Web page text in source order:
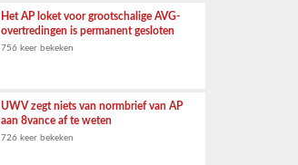
Het AP loket voor grootschalige AVG-
overtredingen is permanent gesloten
756 keer bekeken
UWV zegt niets van normbrief van AP
aan 8vance af te weten
726 keer bekeken